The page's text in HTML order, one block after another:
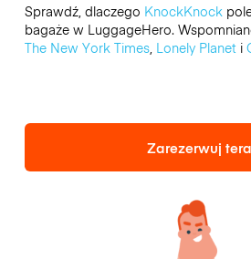
Sprawdź, dlaczego KnockKnock
bagaże w LuggageHero.
The New York Times, Lonely Planeti
Zarezerwuj